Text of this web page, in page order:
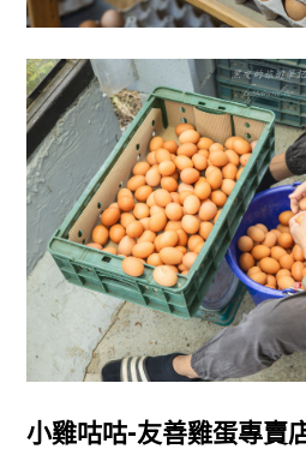
小雞咕咕-友善雞蛋專賣